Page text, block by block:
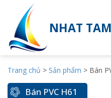
NHAT
Trang chủ > Sản phẩm > Bán
Bán PVC H61